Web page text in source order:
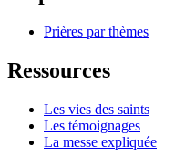
Prières par thèmes
Ressources
Les vies des saints
Les témoignages
La messe expliquée